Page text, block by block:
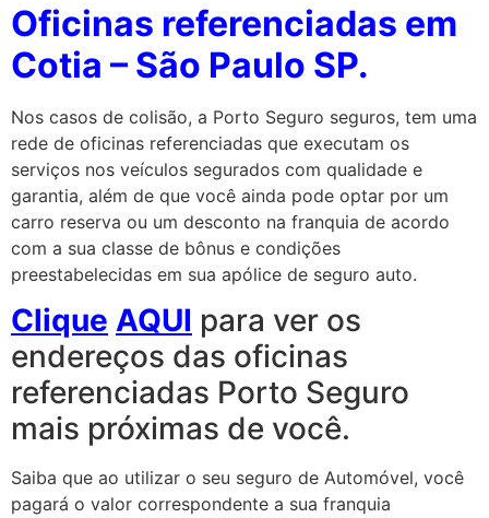
Oficinas referenciadas em
Cotia – São Paulo SP.
Nos casos de colisão, a Porto Seguro seguros, tem uma
rede de oficinas referenciadas que executam os
serviços nos veículos segurados com qualidade e
garantia, além de que você ainda pode optar por um
carro reserva ou um desconto na franquia de acordo
com a sua classe de bônus e condições
preestabelecidas em sua apólice de seguro auto.
Clique AQUI para ver os
endereços das oficinas
referenciadas Porto Seguro
mais próximas de você.
Saiba que ao utilizar o seu seguro de Automóvel, você
pagará o valor correspondente a sua franquia